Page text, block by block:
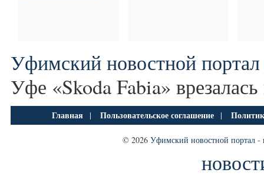
Уфимский новостной портал
Уфе «Skoda Fabia»
Главная | Пользовательское соглашение |
© 2026 Уфимский новостной портал -